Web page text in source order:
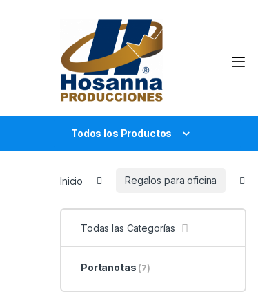
Todos los Productos
Inicio Regalos para oficina
Todas las Categorías
Portanotas (7)